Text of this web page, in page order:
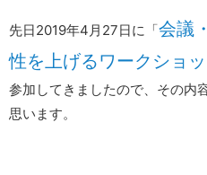
先日2019年4月27日に「会議
性を上げるワークショ
参加してきましたので、その内
思います。